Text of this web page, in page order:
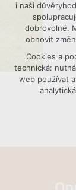
Více
i naši
dobrovolné.
obnovit
Cookies a
technická:
web používat